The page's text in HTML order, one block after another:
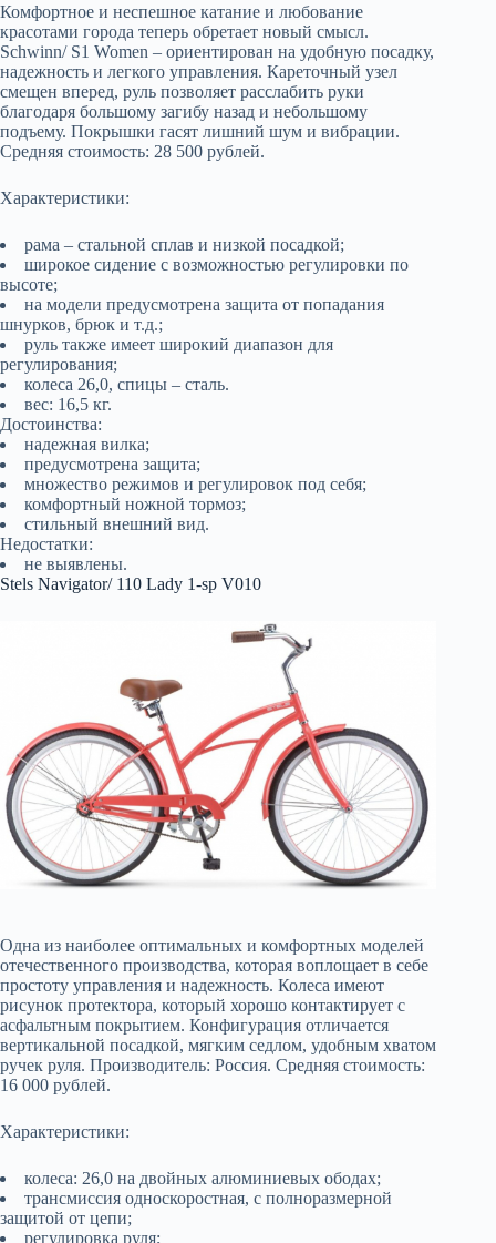
Комфортное и неспешное катание и любование
красотами города теперь обретает новый смысл.
Schwinn/ S1 Women – ориентирован на удобную посадку,
надежность и легкого управления. Кареточный узел
смещен вперед, руль позволяет расслабить руки
благодаря большому загибу назад и небольшому
подъему. Покрышки гасят лишний шум и вибрации.
Средняя стоимость: 28 500 рублей.
Характеристики:
рама – стальной сплав и низкой посадкой;
широкое сидение с возможностью регулировки по
высоте;
на модели предусмотрена защита от попадания
шнурков, брюк и т.д.;
руль также имеет широкий диапазон для
регулирования;
колеса 26,0, спицы – сталь.
вес: 16,5 кг.
Достоинства:
надежная вилка;
предусмотрена защита;
множество режимов и регулировок под себя;
комфортный ножной тормоз;
стильный внешний вид.
Недостатки:
не выявлены.
Stels Navigator/ 110 Lady 1-sp V010
Одна из наиболее оптимальных и комфортных моделей
отечественного производства, которая воплощает в себе
простоту управления и надежность. Колеса имеют
рисунок протектора, который хорошо контактирует с
асфальтным покрытием. Конфигурация отличается
вертикальной посадкой, мягким седлом, удобным хватом
ручек руля. Производитель: Россия. Средняя стоимость:
16 000 рублей.
Характеристики:
колеса: 26,0 на двойных алюминиевых ободах;
трансмиссия односкоростная, с полноразмерной
защитой от цепи;
регулировка руля;